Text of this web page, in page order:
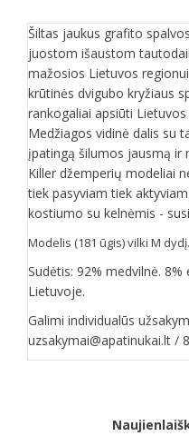
Šiltas jaukus grafito
juostom išaustom
mažosios Lietuvos
krūtinės dvigubo kryžiaus
rankogaliai apsiūti
Medžiagos vidinė dalis su
įpatingą šilumos jausmą ir
Killer džemperių modeliai
tiek pasyviam tiek
kostiumo su kelnėmis -
Modelis (181 ūgis) vilki M dydį.
Sudėtis: 92% medvilnė.
Lietuvoje.
Galimi individualūs
uzsakymai@apatinukai.lt /